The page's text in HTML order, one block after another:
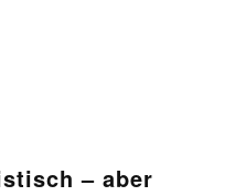
– aber